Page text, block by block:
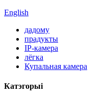
English
дадому
прадукты
IP-камера
лёгка
Купальная камера
Катэгорыі